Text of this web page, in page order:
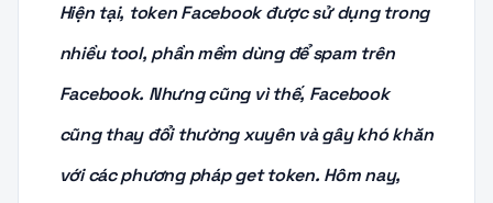
Hiện tại, token Facebook được sử dụng trong
nhiều tool, phần mềm dùng để spam trên
Facebook. Nhưng cũng vì thế, Facebook
cũng thay đổi thường xuyên và gây khó khăn
với các phương pháp get token. Hôm nay,